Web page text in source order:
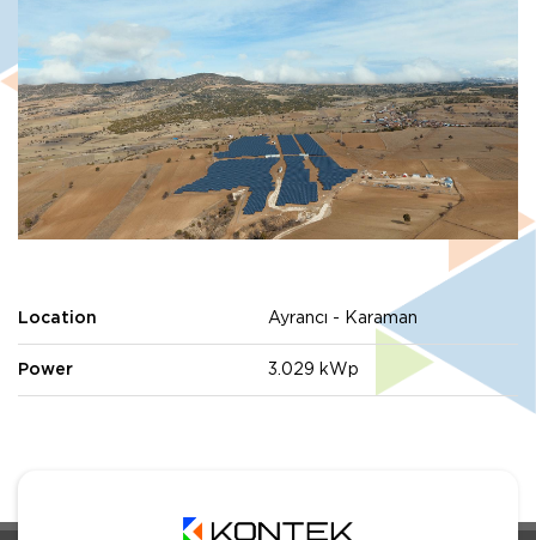
Location Ayrancı - Karaman
Power 3.029 kWp